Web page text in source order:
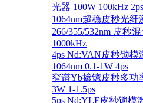
光器 100W 100kHz 2ps
1064nm超稳皮秒光纤
266/355/532nm 皮秒
1000kHz
4ps Nd:VAN皮秒锁
1064nm 0.1-1W 4ps
窄谱Yb掺镱皮秒多功
3W 1-1.5ps
5ps Nd:YLF皮秒锁模